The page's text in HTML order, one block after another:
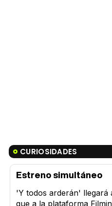
CURIOSIDADES
Estreno simultáneo
'Y todos arderán' llegará
que a la plataforma Filmin